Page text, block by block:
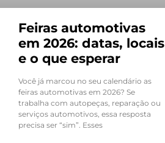
Feiras automotivas
em 2026: datas, locais
e o que esperar
Você já marcou no seu calendário as
feiras automotivas em 2026? Se
trabalha com autopeças, reparação ou
serviços automotivos, essa resposta
precisa ser “sim”. Esses